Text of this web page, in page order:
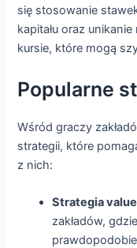
się stosowanie
kapitału oraz
kursie, które mogą
Popularne
Wśród graczy
strategii, które
z nich:
Strategia
zakładów,